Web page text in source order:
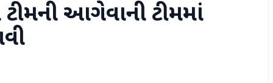
આગેવાની ટીમમાં